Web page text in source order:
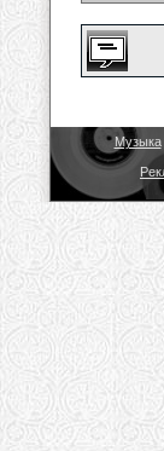
Музыка